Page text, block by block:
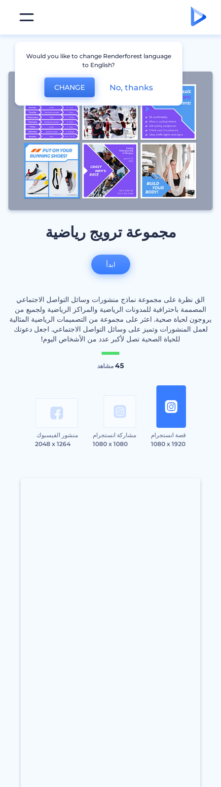
مجموعة ترويج رياضية
الق نظرة على مجموعة نماذج منشورات وسائل التواصل الاجتماعي
المصممة باحترافية للمدونات الرياضية والمراكز الرياضية ولجميع من
يروجون لحياة صحية. اعثر على مجموعة من التصميمات الرياضية المثالية
لعمل المنشورات وتميز على وسائل التواصل الاجتماعي. اجعل دعوتك
للحياة الصحية تصل لأكبر عدد من الأشخاص اليوم!
45 مشاهد
قصة انستجرام
1080 x 1920
مشاركة انستجرام
1080 x 1080
منشور الفيسبوك
2048 x 1264
ابدأ
Would you like to change Renderforest language
to English?
CHANGE No, thanks